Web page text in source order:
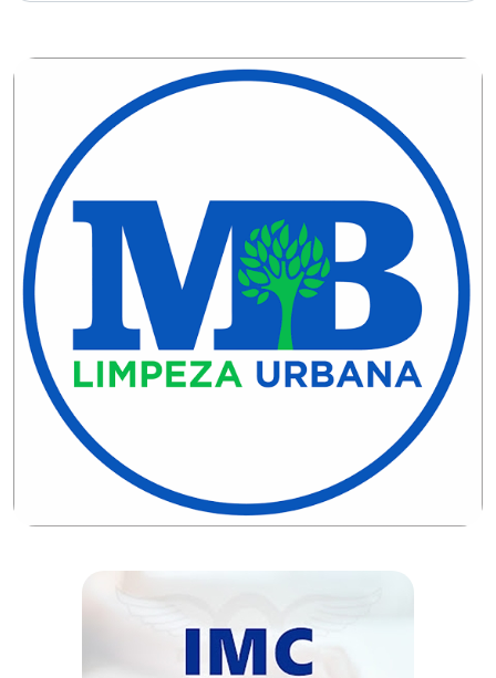
DIA
CRIANÇAS
ECONOMIA
EDUCAÇÃO
ELEIÇÃO
ESCOLAR
ELEIÇÕES
2026
EMANCIPAÇÃO
CARNAUBAIS
EMANCIPAÇÃO